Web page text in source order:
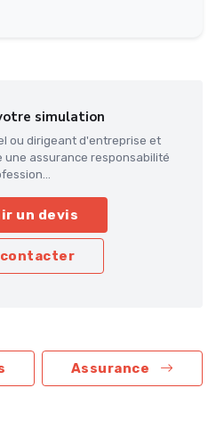
simulation
ou dirigeant d'entreprise et
une assurance responsabilité
un devis
contacter
Assurance